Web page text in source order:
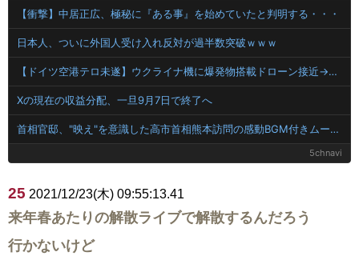
【衝撃】中居正広、極秘に『ある事』を始めていたと判明する・・・
日本人、ついに外国人受け入れ反対が過半数突破ｗｗｗ
【ドイツ空港テロ未遂】ウクライナ機に爆発物搭載ドローン接近→空港職員が蹴り落とす 偶然起爆せず最悪の事態回避「高性能C4搭載していた」
Xの現在の収益分配、一旦9月7日で終了へ
首相官邸、"映え"を意識した高市首相熊本訪問の感動BGM付きムービーを投稿「全部が全部ありがたかったです」
5chnavi
25 2021/12/23(木) 09:55:13.41
来年春あたりの解散ライブで解散するんだろう
行かないけど